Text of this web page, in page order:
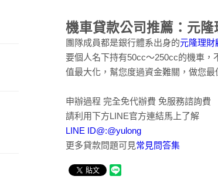
機車貸款公司推薦：元隆
團隊成員都是銀行體系出身的元隆理財
要個人名下持有50cc～250cc的機車
值最大化，幫您度過資金難關，做您最
申辦過程 完全免代辦費 免服務諮詢費
請利用下方LINE官方連結馬上了解
LINE ID@:@yulong
更多貸款問題可見常見問答集